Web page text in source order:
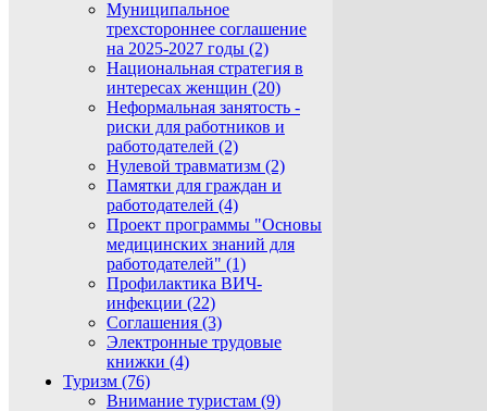
Муниципальное
трехстороннее соглашение
на 2025-2027 годы (2)
Национальная стратегия в
интересах женщин (20)
Неформальная занятость -
риски для работников и
работодателей (2)
Нулевой травматизм (2)
Памятки для граждан и
работодателей (4)
Проект программы "Основы
медицинских знаний для
работодателей" (1)
Профилактика ВИЧ-
инфекции (22)
Соглашения (3)
Электронные трудовые
книжки (4)
Туризм (76)
Внимание туристам (9)